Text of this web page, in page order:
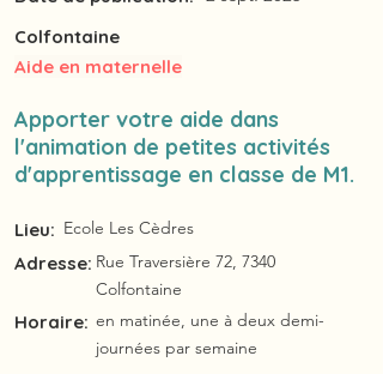
Colfontaine
Aide en maternelle
Apporter votre aide dans
l'animation de petites activités
d'apprentissage en classe de M1.
Lieu: Ecole Les Cèdres
Adresse: Rue Traversière 72, 7340
Colfontaine
Horaire: en matinée, une à deux demi-
journées par semaine